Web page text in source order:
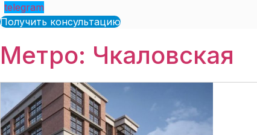
telegram
Получить консультацию
Метро: Чкаловская